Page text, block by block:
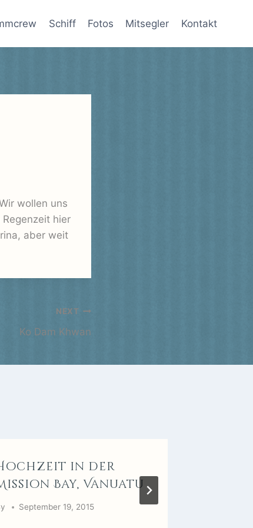
Schiff Fotos Mitsegler Kontakt
wollen uns
hier
aber weit
NEXT
Ko Dam Khwan
in der
Bay, Vanuatu
September 19, 2015